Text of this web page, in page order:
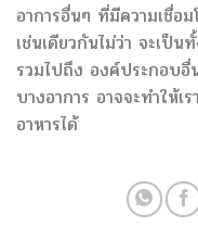
อาการอื่นๆ ที่มีความเชื่อ
เช่นเดียวกันไม่ว่า จะเป็
รวมไปถึง องค์ประกอบอื่
บางอาการ อาจจะทำให้เ
อาหารได้